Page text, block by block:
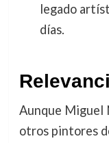
legado
días.
Aunque Miguel
otros pintores